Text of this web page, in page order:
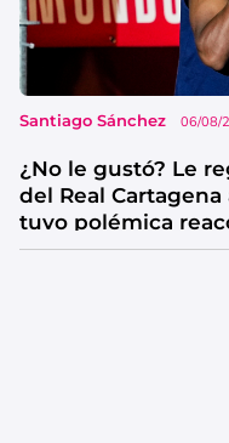
Santiago Sánchez 06/08/
¿No le gustó? Le
del Real Cartagena
tuvo polémica